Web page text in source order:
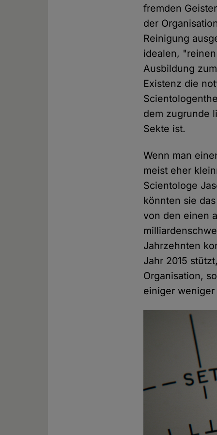
fremden
der
Reinigung
idealen,
Ausbildung
Existenz die
dem zugrunde
Sekte ist.
Wenn man
meist eher
Scientologe
könnten sie
von den einen
Jahrzehnten
Jahr 2015
Organisation,
einiger weniger